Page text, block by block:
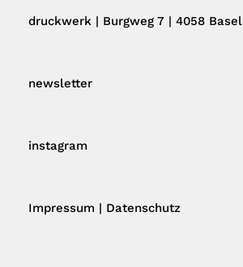
druckwerk | Burgweg 7 | 4058 Basel
newsletter
instagram
Impressum | Datenschutz